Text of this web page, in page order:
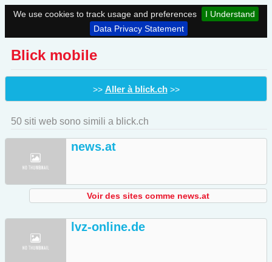
We use cookies to track usage and preferences
I Understand
Data Privacy Statement
Blick mobile
>> Aller à blick.ch>>
50 siti web sono simili a blick.ch
news.at
Voir des sites comme news.at
lvz-online.de